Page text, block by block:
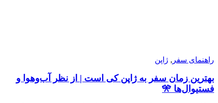
راهنمای سفر , ژاپن
بهترین زمان سفر به ژاپن کی است | از نظر آب‌وهوا و
فستیوال‌ها 🎌